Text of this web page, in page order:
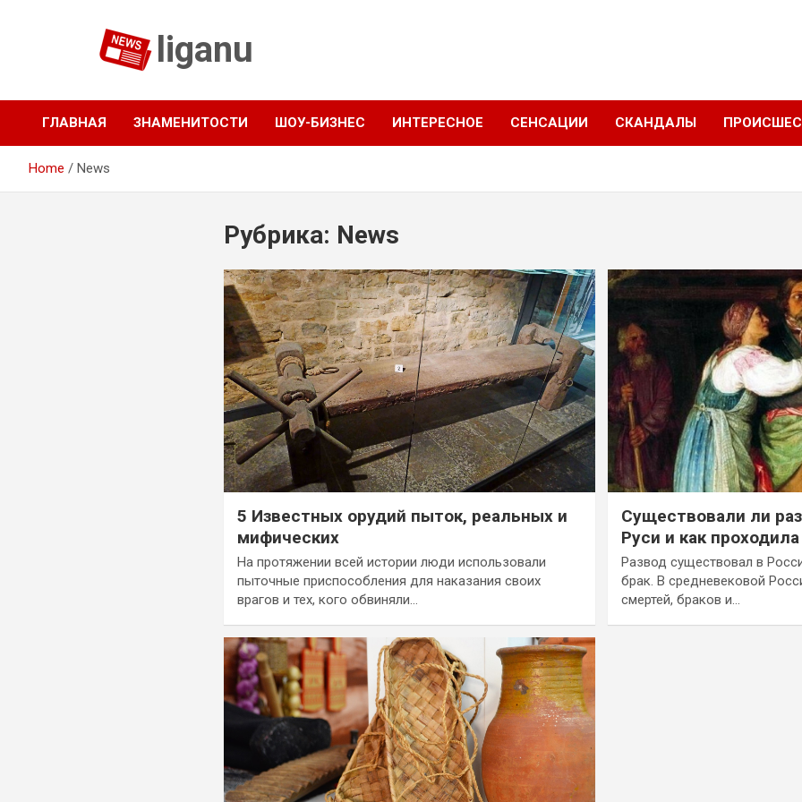
liganu
ГЛАВНАЯ ЗНАМЕНИТОСТИ ШОУ-БИЗНЕС ИНТЕРЕСНОЕ СЕНСАЦИИ СКАНДАЛЫ
Home News
Рубрика: News
5 Известных орудий пыток, реальных и
мифических
На протяжении всей истории люди использовали
пыточные приспособления для наказания своих
врагов и тех, кого обвиняли…
Существовали ли
Руси и как
Развод существовал в
брак. В средневековой
смертей, браков и…